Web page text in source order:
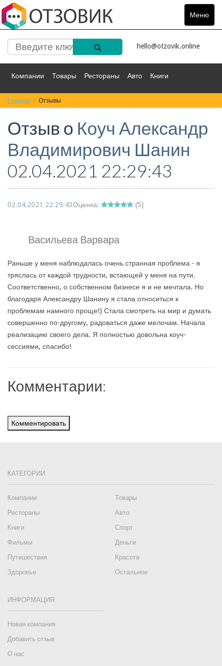
Меню
Toggle
hello@otzovik.online
Компании Товары Рестораны Авто Книги
Спорт Фильмы
Красота Здоровье Остальное
Главная Отзывы
Отзыв о Коуч Александр
Владимирович Шанин
02.04.2021 22:29:43
02.04.2021 22:29:43Оценка: (5)
Васильева Варвара
Раньше у меня наблюдалась очень странная проблема - я
тряслась от каждой трудности, встающей у меня на пути.
Соответственно, о собственном бизнесе я и не мечтала. Но
благодаря Александру Шанину я стала относиться к
проблемам намного проще!) Стала смотреть на мир и думать
совершенно по-другому, радоваться даже мелочам. Начала
реализацию своего дела. Я полностью довольна коуч-
сессиями, спасибо!
Комментарии:
Комментировать
КАТЕГОРИИ
Компании
Товары
Рестораны
Авто
Книги
Спорт
Фильмы
Деньги
Путешествия
Красота
Здоровье
Остальное
ИНФОРМАЦИЯ
Новая компания
Добавить отзыв
О нас